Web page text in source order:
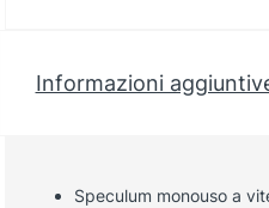
Informazioni
Speculum monouso a